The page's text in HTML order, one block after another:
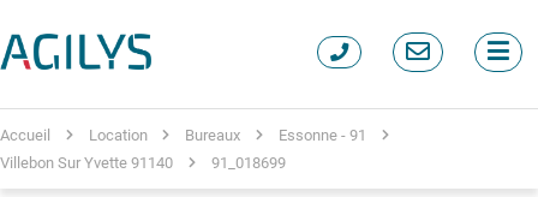
Accueil Location Bureaux
Essonne - 91
Villebon Sur Yvette 91140
91_018699